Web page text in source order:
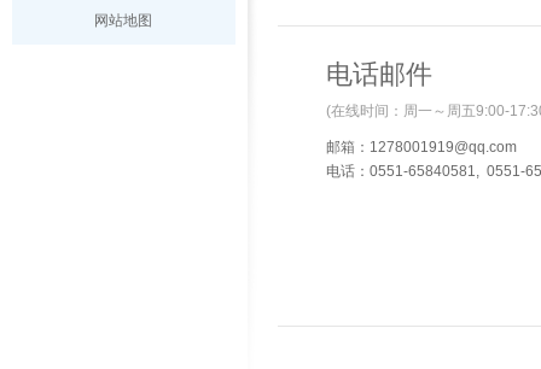
网站地图
电话邮件
(在线时间：周一～周五9:00-
邮箱： 1278001919@qq.com
电话：0551-65840581, 0551-